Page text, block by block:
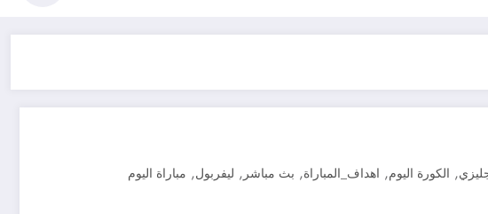
, الكورة اليوم, اهداف_المباراة, بث مباشر , ليفربول, مباراة اليوم